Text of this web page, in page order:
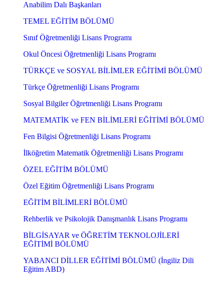
Anabilim Dalı Başkanları
TEMEL EĞİTİM BÖLÜMÜ
Sınıf Öğretmenliği Lisans Programı
Okul Öncesi Öğretmenliği Lisans Programı
TÜRKÇE ve SOSYAL BİLİMLER EĞİTİMİ BÖLÜMÜ
Türkçe Öğretmenliği Lisans Programı
Sosyal Bilgiler Öğretmenliği Lisans Programı
MATEMATİK ve FEN BİLİMLERİ EĞİTİMİ BÖLÜMÜ
Fen Bilgisi Öğretmenliği Lisans Programı
İlköğretim Matematik Öğretmenliği Lisans Programı
ÖZEL EĞİTİM BÖLÜMÜ
Özel Eğitim Öğretmenliği Lisans Programı
EĞİTİM BİLİMLERİ BÖLÜMÜ
Rehberlik ve Psikolojik Danışmanlık Lisans Programı
BİLGİSAYAR ve ÖĞRETİM TEKNOLOJİLERİ
EĞİTİMİ BÖLÜMÜ
YABANCI DİLLER EĞİTİMİ BÖLÜMÜ (İngiliz Dili
Eğitim ABD)